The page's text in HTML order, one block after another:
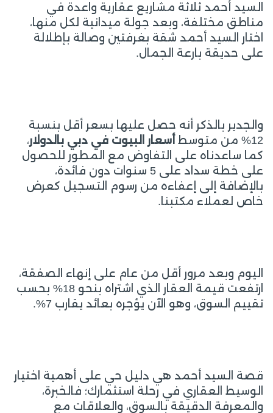
السيد أحمد ثلاثة مشاريع عقارية واعدة في
مناطق مختلفة، وبعد جولة ميدانية لكل منها،
اختار السيد أحمد شقة بغرفتين وصالة بإطلالة
على حديقة بارعة الجمال.
والجدير بالذكر أنه حصل عليها بسعر أقل بنسبة
12% من متوسط
أسعار البيوت في دبي بالدولار،
كما ساعدناه على التفاوض مع المطور للحصول
على خطة سداد على 5 سنوات دون فائدة،
بالإضافة إلى إعفاءه من رسوم التسجيل كعرض
خاص لعملاء مكتبنا.
اليوم وبعد مرور أقل من عام على إنهاء الصفقة،
ارتفعت قيمة العقار الذي اشتراه بنحو 18% بحسب
تقييم السوق، وهو الآن يؤجره بعائد يقارب 7%.
قصة السيد أحمد هي دليل حي على أهمية اختيار
الوسيط العقاري في رحلة استثمارك؛ فالخبرة،
والمعرفة الدقيقة بالسوق، والعلاقات مع